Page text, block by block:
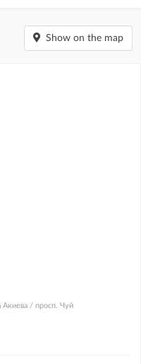
квартиры с просторными
постоянно заботится о
о возведении объекта,
Show on the map
Акиева / просп. Чуй